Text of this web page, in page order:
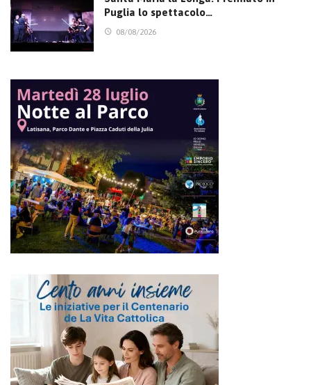
Puglia lo spettacolo…
08/08/2026